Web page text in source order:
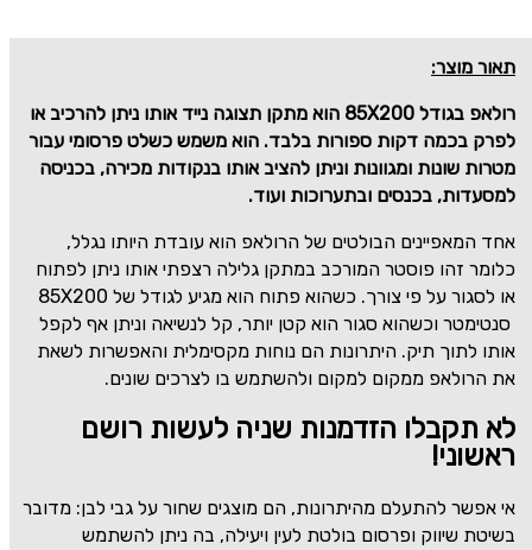
תאור מוצר:
רולאפ בגודל 85X200 הוא מתקן תצוגה נייד אותו ניתן להרכיב או
לפרק בכמה דקות ספורות בלבד. הוא משמש כשלט פרסומי עבור
מטרות שונות ומגוונות וניתן להציב אותו בנקודות מכירה, בכניסה
למסעדות, בכנסים ובתערוכות ועוד.
אחד המאפיינים הבולטים של הרולאפ הוא עובדת היותו נגלל,
כלומר זהו פוסטר המורכב במתקן גלילה רצפתי אותו ניתן לפתוח
או לסגור על פי צורך. כשהוא פתוח הוא מגיע לגודל של 85X200
סנטימטר וכשהוא סגור הוא קטן יותר, קל לנשיאה וניתן אף לקפל
אותו לתוך תיק. היתרונות הם נוחות מקסימלית והאפשרות לשאת
את הרולאפ ממקום למקום ולהשתמש בו לצרכים שונים.
לא תקבלו הזדמנות שניה לעשות רושם
ראשוני!
אי אפשר להתעלם מהיתרונות, הם מוצגים שחור על גבי לבן: מדובר
בשיטת שיווק ופרסום בולטת לעין ויעילה, בה ניתן להשתמש